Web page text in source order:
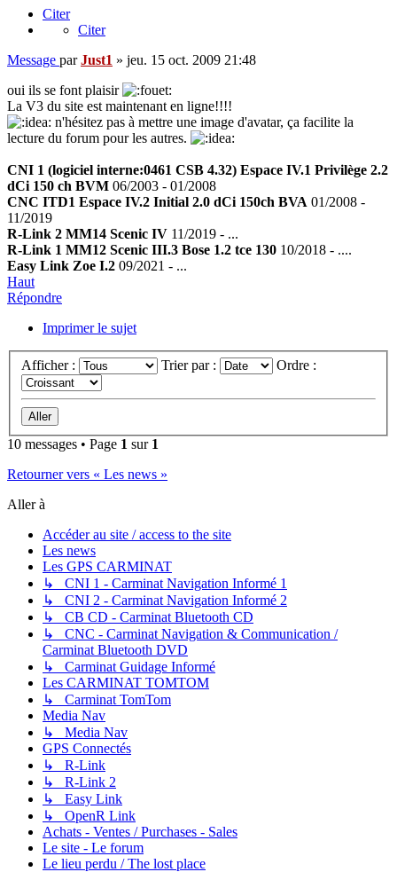
Citer
Citer
Message parJust1 » jeu. 15 oct. 2009 21:48
oui ils se font plaisir
La V3 du site est maintenant en ligne!!!!
n'hésitez pas à mettre une image d'avatar, ça facilite la
lecture du forum pour les autres.
CNI 1 (logiciel interne:0461 CSB 4.32) Espace IV.1 Privilège 2.2
dCi 150 ch BVM 06/2003 - 01/2008
CNC ITD1 Espace IV.2 Initial 2.0 dCi 150ch BVA 01/2008 -
11/2019
R-Link 2 MM14 Scenic IV 11/2019 - ...
R-Link 1 MM12 Scenic III.3 Bose 1.2 tce 130 10/2018 - ....
Easy Link Zoe I.2 09/2021 - ...
Haut
Répondre
Imprimer le sujet
Afficher : Trier par : Ordre :
10 messages • Page 1 sur 1
Retourner vers « Les news »
Aller à
Accéder au site / access to the site
Les news
Les GPS CARMINAT
↳ CNI 1 - Carminat Navigation Informé 1
↳ CNI 2 - Carminat Navigation Informé 2
↳ CB CD - Carminat Bluetooth CD
↳ CNC - Carminat Navigation & Communication /
Carminat Bluetooth DVD
↳ Carminat Guidage Informé
Les CARMINAT TOMTOM
↳ Carminat TomTom
Media Nav
↳ Media Nav
GPS Connectés
↳ R-Link
↳ R-Link 2
↳ Easy Link
↳ OpenR Link
Achats - Ventes / Purchases - Sales
Le site - Le forum
Le lieu perdu / The lost place